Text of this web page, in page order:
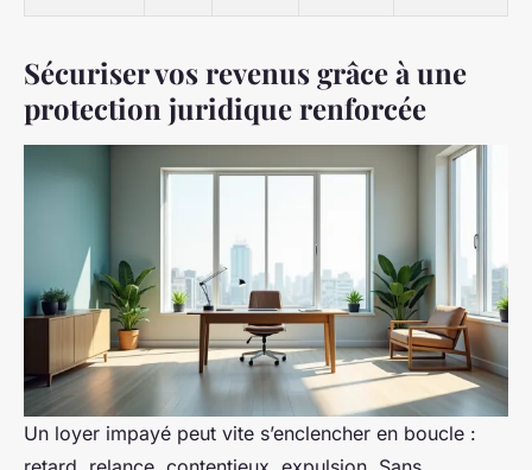
Sécuriser vos revenus grâce à une
protection juridique renforcée
Un loyer impayé peut vite s’enclencher en boucle :